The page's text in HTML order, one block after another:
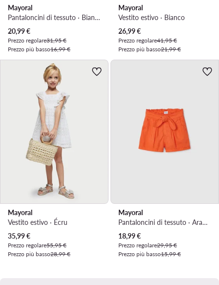
Mayoral
Pantaloncini di tessuto · Bianco
Prezzo attuale
20,99€
Prezzo regolare31,95 €
Prezzo più basso16,99 €
Mayoral
Vestito estivo · Bianco
Prezzo attuale
26,99€
Prezzo regolare41,95 €
Prezzo più basso21,99 €
Mayoral
Vestito estivo · Écru
Prezzo attuale
35,99€
Prezzo regolare55,95 €
Prezzo più basso28,99 €
Mayoral
Pantaloncini di tessuto · Arancione
Prezzo attuale
18,99€
Prezzo regolare29,95 €
Prezzo più basso15,99 €